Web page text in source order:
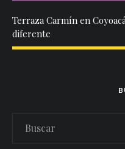
Terraza Carmín en
diferente